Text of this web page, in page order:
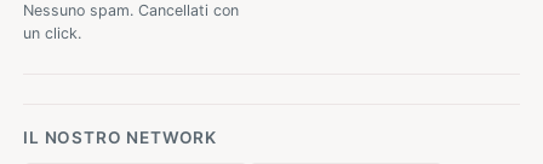
Nessuno spam. Cancellati con
un click.
IL NOSTRO NETWORK